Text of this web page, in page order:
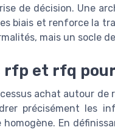
de décision. Une
biais et renforce la
mais un socle
et rfq
achat autour de
précisément les
En